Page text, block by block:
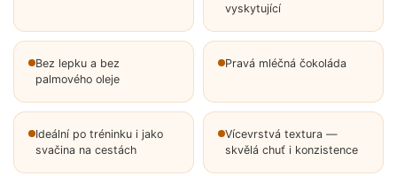
vyskytující
Bez lepku a bez
palmového oleje
Pravá mléčná čokoláda
Ideální po tréninku i jako
svačina na cestách
Vícevrstvá textura —
skvělá chuť i konzistence